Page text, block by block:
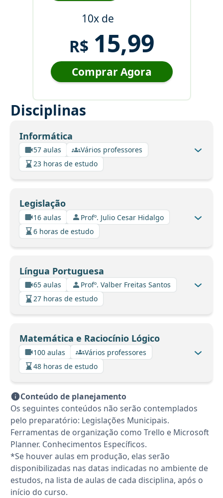
10x de
R$ 15,99
Comprar Agora
Disciplinas
Informática
57 aulas
Vários professores
23 horas de estudo
Legislação
16 aulas
Profº. Julio Cesar Hidalgo
6 horas de estudo
Língua Portuguesa
65 aulas
Profº. Valber Freitas Santos
27 horas de estudo
Matemática e Raciocínio Lógico
100 aulas
Vários professores
48 horas de estudo
Conteúdo de planejamento
Os seguintes conteúdos não serão contemplados
pelo preparatório: Legislações Municipais.
Ferramentas de organização como Trello e Microsoft
Planner. Conhecimentos Específicos.
*Se houver aulas em produção, elas serão
disponibilizadas nas datas indicadas no ambiente de
estudos, na lista de aulas de cada disciplina, após o
início do curso.